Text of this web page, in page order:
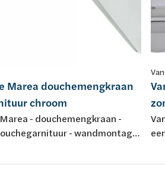
Marea douchemengkraan
chroom
- douchemengkraan -
- wandmontage